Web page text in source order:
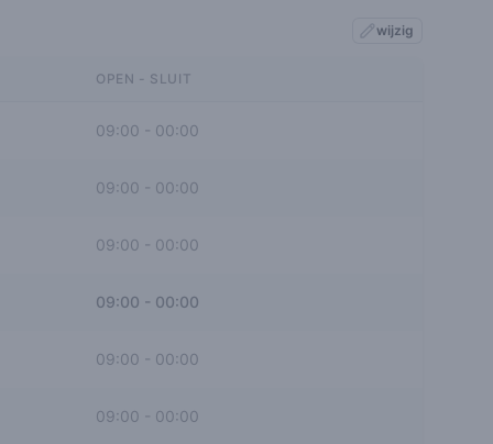
wijzig
OPEN - SLUIT
09:00 - 00:00
09:00 00:00
09:00 - 00:00
09:00 - 00:00
09:00 - 00:00
09:00 00:00